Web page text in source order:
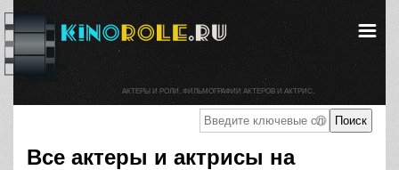
Все актеры и актрисы на
АКТЕРЫ И РОЛИ. ФИЛЬМОГРАФИИ АКТЕРОВ И АКТРИС.